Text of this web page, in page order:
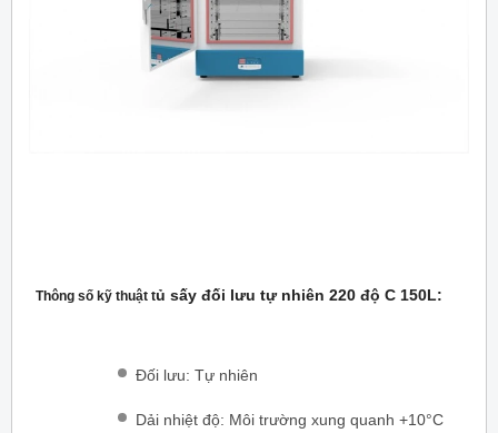
Thông số kỹ thuật tủ sấy đối lưu tự nhiên 220 độ C 150L:
Đối lưu: Tự nhiên
Dải nhiệt độ: Môi trường xung quanh +10°C